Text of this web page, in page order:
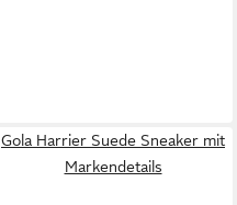
Gola Harrier Suede Sneaker mit
Markendetails